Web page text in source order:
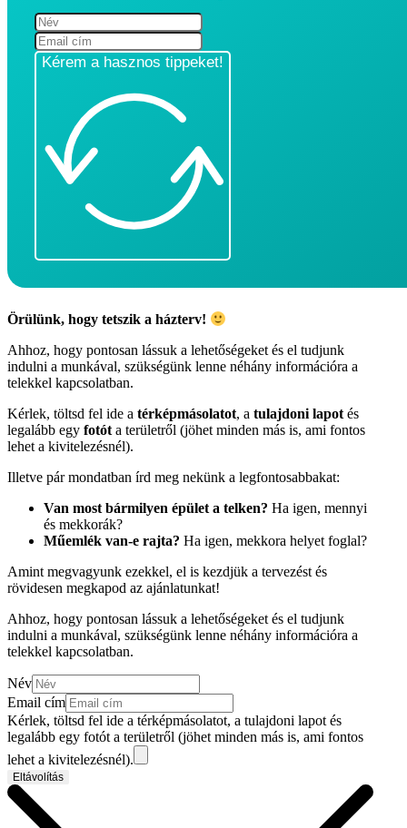
Kérem a hasznos tippeket!
Örülünk, hogy tetszik a házterv!
Ahhoz, hogy pontosan lássuk a lehetőségeket és el tudjunk
indulni a munkával, szükségünk lenne néhány információra a
telekkel kapcsolatban.
Kérlek, töltsd fel ide a térképmásolatot, a tulajdoni lapot és
legalább egy fotót a területről (jöhet minden más is, ami fontos
lehet a kivitelezésnél).
Illetve pár mondatban írd meg nekünk a legfontosabbakat:
Van most bármilyen épület a telken? Ha igen, mennyi
és mekkorák?
Műemlék van-e rajta? Ha igen, mekkora helyet foglal?
Amint megvagyunk ezekkel, el is kezdjük a tervezést és
rövidesen megkapod az ajánlatunkat!
Ahhoz, hogy pontosan lássuk a lehetőségeket és el tudjunk
indulni a munkával, szükségünk lenne néhány információra a
telekkel kapcsolatban.
Név
Email cím
Kérlek, töltsd fel ide a térképmásolatot, a tulajdoni lapot és
legalább egy fotót a területről (jöhet minden más is, ami fontos
lehet a kivitelezésnél).
Eltávolítás